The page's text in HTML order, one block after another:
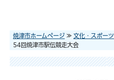
焼津市ホームページ ≫ 文化・スポーツ
54回焼津市駅伝競走大会